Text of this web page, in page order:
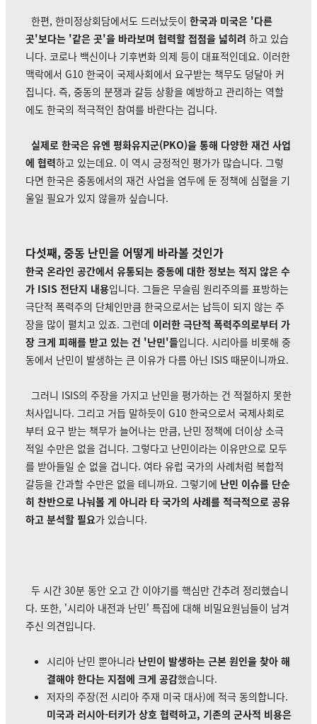
한편, 한미정상회담에서도 드러났듯이 한국과 미국은 '다른
곳'보다는 '같은 곳'을 바라보며 협력할 접점을 넓히려 하고 있습
니다. 코로나 백신이나 기후변화 의제 등이 대표적인데요. 이러한
맥락에서 G10 한국이 국제사회에서 요구받는 책무도 덩달아 커
집니다. 즉, 중동의 분쟁과 갈등 상황을 예방하고 관리하는 역할
에도 한국의 적극적인 참여를 바란다는 겁니다.
실제로 한국은 유엔 평화유지군(PKO)을 통해 다양한 재건 사업
에 협력하고 있는데요. 이 역시 긍정적인 평가가 많습니다. 그렇
다면 한국은 중동에서의 재건 사업을 염두에 둔 정책에 심혈을 기
울일 필요가 있지 않을까 싶습니다.
다섯째, 중동 난민을 어떻게 바라볼 것인가
한국 온라인 공간에서 유통되는 중동에 대한 정보는 적지 않은 수
가 ISIS 전단지 내용입니다. 그들은 무슬림 원리주의를 표방하는
극단적 폭력주의 단체인만큼 한국으로서는 납득이 되지 않는 주
장을 많이 펼치고 있죠. 그런데 이러한 극단적 폭력주의로부터 가
장 크게 피해를 받고 있는 건 '난민'들입니다. 시리아를 비롯해 중
동에서 난민이 발생하는 큰 이유가 다름 아닌 ISIS 때문이니까요.
그러니 ISIS의 주장을 가지고 난민을 평가하는 건 적절하지 못한
처사입니다. 그리고 거듭 말하듯이 G10 한국으로서 국제사회로
부터 요구 받는 책무가 늘어나는 만큼, 난민 정책에 더이상 소극
적일 수만은 없을 겁니다. 그렇다고 난민이라는 이유만으로 모두
를 받아들일 순 없을 겁니다. 여타 유럽 국가의 사례처럼 복합적
갈등을 간과할 수만은 없을 테니까요. 그렇기에 난민 이슈를 단순
히 찬반으로 나눠볼 게 아니라 타 국가의 사례를 적극적으로 공유
하고 분석할 필요가 있습니다.
두 시간 30분 동안 오고 간 이야기를 핵심만 간추려 정리했습니
다. 또한, '시리아 내전과 난민' 특집에 대해 비밀요원님들이 남겨
주신 의견입니다.
시리아 난민 뿐아니라 난민이 발생하는 근본 원인을 찾아 해
결해야 한다는 지점에 크게 공감했습니다.
저자의 주장(전 시리아 주재 미국 대사)에 적극 동의합니다.
미국과 러시아-터키가 상호 협력하고, 기존의 군사적 비용은